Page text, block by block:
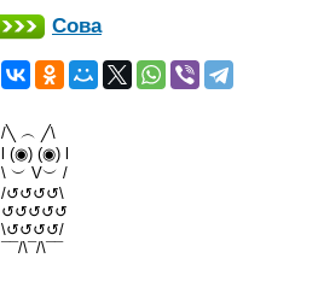
Сова
/╲ ︵ ╱\
l (◉) (◉) l
\ ︶ V︶ /
/↺↺↺↺\
↺↺↺↺↺
\↺↺↺↺/
¯¯/\¯/\¯¯